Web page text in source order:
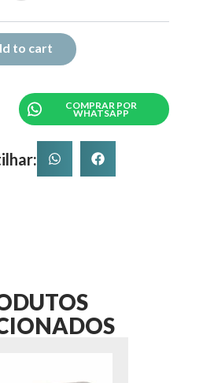
to cart
COMPRAR POR
WHATSAPP